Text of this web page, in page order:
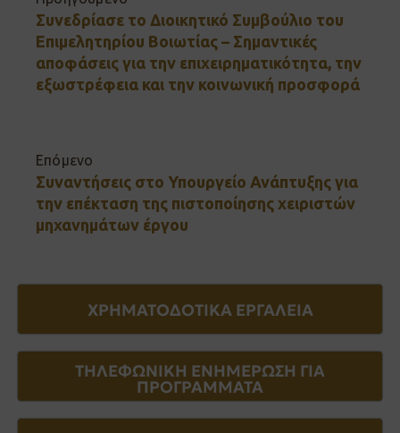
Συνεδρίασε το Διοικητικό Συμβούλιο του
Επιμελητηρίου Βοιωτίας – Σημαντικές
αποφάσεις για την επιχειρηματικότητα, την
εξωστρέφεια και την κοινωνική προσφορά
Επόμενο
Συναντήσεις στο Υπουργείο Ανάπτυξης για
την επέκταση της πιστοποίησης χειριστών
μηχανημάτων έργου
ΧΡΗΜΑΤΟΔΟΤΙΚΑ ΕΡΓΑΛΕΙΑ
ΤΗΛΕΦΩΝΙΚΗ ΕΝΗΜΕΡΩΣΗ ΓΙΑ
ΠΡΟΓΡΑΜΜΑΤΑ